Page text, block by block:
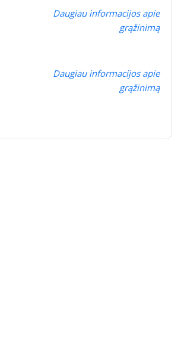
Daugiau informacijos apie
grąžinimą
Daugiau informacijos apie
grąžinimą